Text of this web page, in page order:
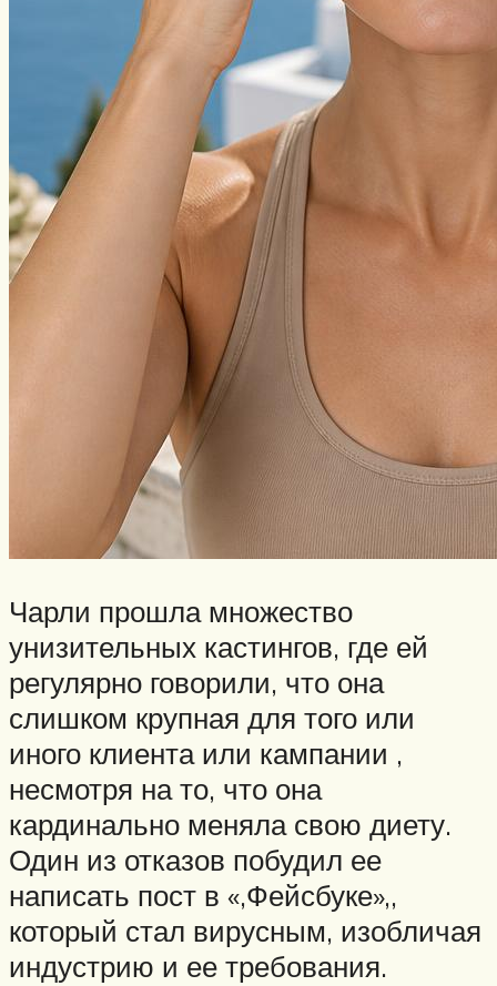
Чарли прошла множество
унизительных кастингов, где ей
регулярно говорили, что она
слишком крупная для того или
иного клиента или кампании ,
несмотря на то, что она
кардинально меняла свою диету.
Один из отказов побудил ее
написать пост в «,Фейсбуке»,,
который стал вирусным, изобличая
индустрию и ее требования.